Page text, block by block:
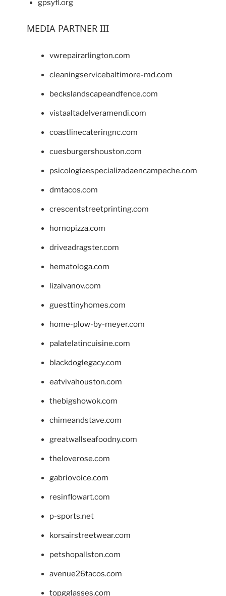
gpsyfl.org
MEDIA PARTNER III
vwrepairarlington.com
cleaningservicebaltimore-md.com
beckslandscapeandfence.com
vistaaltadelveramendi.com
coastlinecateringnc.com
cuesburgershouston.com
psicologiaespecializadaencampeche.com
dmtacos.com
crescentstreetprinting.com
hornopizza.com
driveadragster.com
hematologa.com
lizaivanov.com
guesttinyhomes.com
home-plow-by-meyer.com
palatelatincuisine.com
blackdoglegacy.com
eatvivahouston.com
thebigshowok.com
chimeandstave.com
greatwallseafoodny.com
theloverose.com
gabriovoice.com
resinflowart.com
p-sports.net
korsairstreetwear.com
petshopallston.com
avenue26tacos.com
topgglasses.com